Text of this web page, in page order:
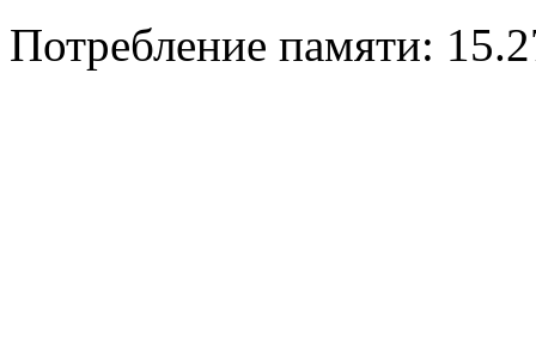
Потребление памяти: